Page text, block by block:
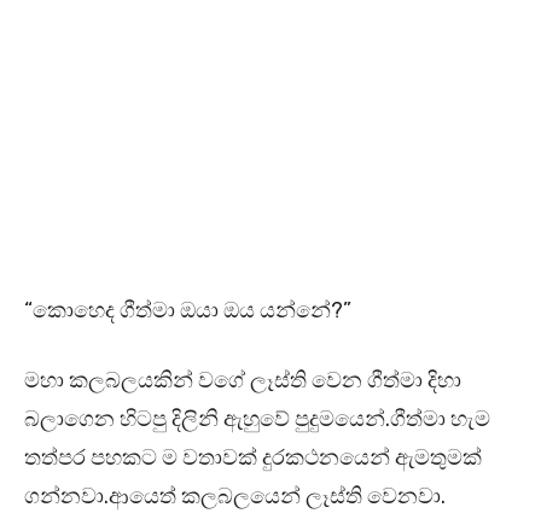
“කොහෙද ගීත්මා ඔයා ඔය යන්නේ?”
මහා කලබලයකින් වගේ ලෑස්ති වෙන ගීත්මා දිහා
බලාගෙන හිටපු දිලිනි ඇහුවේ පුදුමයෙන්.ගීත්මා හැම
තත්පර පහකට ම වතාවක් දුරකථනයෙන් ඇමතුමක්
ගන්නවා.ආයෙත් කලබලයෙන් ලෑස්ති වෙනවා.